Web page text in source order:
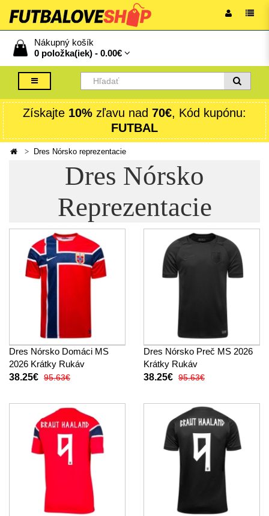
Nákupný košík
0 položka(iek) - 0.00€
Získajte 10% zľavu nad 70€, Kód kupónu:
FUTBAL
Dres Nórsko reprezentacie
Dres Nórsko
Reprezentacie
Dres Nórsko Domáci MS
2026 Krátky Rukáv
38.25€ 95.63€
Dres Nórsko Preč MS 2026
Krátky Rukáv
38.25€ 95.63€